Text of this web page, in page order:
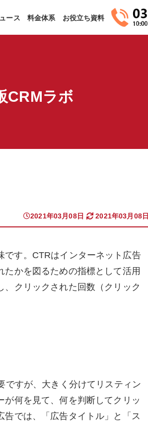
ース 料金体系 お役立ち資料
CRMラボ
2021年03月08日 2021年03月08日
です。CTRはインターネット広告
かを図るための指標として活用
クリックされた回数（クリック
ですが、大きく分けてリスティン
何を見て、何を判断してクリッ
告では、「広告タイトル」と「ス